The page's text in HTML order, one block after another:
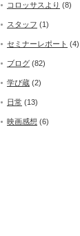
コロッサスより (8)
スタッフ (1)
セミナーレポート (4)
ブログ (82)
学び蔵 (2)
日常 (13)
映画感想 (6)